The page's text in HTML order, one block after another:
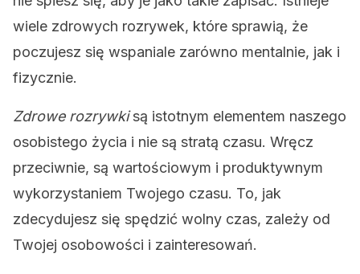
wiele zdrowych rozrywek, które sprawią, że
poczujesz się wspaniale zarówno mentalnie, jak i
fizycznie.
Zdrowe rozrywkisą istotnym elementem naszego
osobistego życia i nie są stratą czasu. Wręcz
przeciwnie, są wartościowym i produktywnym
wykorzystaniem Twojego czasu. To, jak
zdecydujesz się spędzić wolny czas, zależy od
Twojej osobowości i zainteresowań.